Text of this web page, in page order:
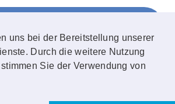
uns bei der Bereitstellung unserer
Durch die weitere Nutzung
Sie der Verwendung von